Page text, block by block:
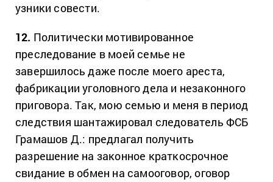
узники совести.
12. Политически мотивированное
преследование в моей семье не
завершилось даже после моего ареста,
фабрикации уголовного дела и незаконного
приговора. Так, мою семью и меня в период
следствия шантажировал следователь ФСБ
Грамашов Д.: предлагал получить
разрешение на законное краткосрочное
свидание в обмен на самооговор, оговор